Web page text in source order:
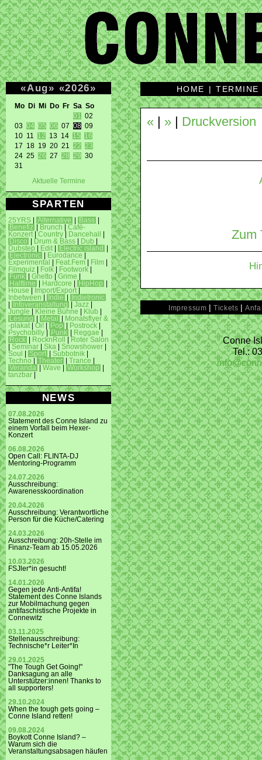
«Aug» «2026»
Mo Di Mi Do Fr Sa So
01
02
03 04 05 06 07 08 09
10 11 12 13 14 15
16
17 18 19 20 21 22
23
24 25 26 27 28 29 30
31
Aktuelle Termine
SPARTEN
25YRS Alternative Bass
Benefiz
Brunch
Café-
Konzert
Country Dancehall
Disco
Drum & Bass Dub
Dubstep
Edit Electric island
Electronic
Eurodance
Experimental
Feat.Fem Film
Filmquiz
Folk Footwork
Funk
Ghetto Grime
Halftime
Hardcore HipHop
House
Import/Export
Inbetween
Indie
Indietronic
Infoveranstaltung Jazz
Jungle
Kleine Bühne Klub
Lesung
Metal
Monatsflyer &
-plakat
Oi! Pop Postrock
Psychobilly
Punk Reggae
Rock
RocknRoll
Roter Salon
Seminar Ska Snowshower
Soul
Sport Subbotnik
Techno
Theater Trance
Veranda
Wave Workshop
tanzbar
NEWS
07.08.2026
Statement des Conne Island zu
einem Vorfall beim Hexer-
Konzert
06.08.2026
Open Call: FLINTA-DJ
Mentoring-Programm
24.07.2026
Ausschreibung:
Awarenesskoordination
20.04.2026
Ausschreibung: Verantwortliche
Person für die Küche/Catering
24.03.2026
Ausschreibung: 20h-Stelle im
Finanz-Team ab 15.05.2026
10.03.2026
FSJler*in gesucht!
14.01.2026
Gegen jede Anti-Antifa!
Statement des Conne Islands
zur Mobilmachung gegen
antifaschistische Projekte in
Connewitz
03.11.2025
Stellenausschreibung:
Technische*r Leiter*In
29.01.2025
"The Tough Get Going!"
Danksagung an alle
Unterstützer:innen! Thanks to
all supporters!
29.10.2024
When the tough gets going –
Conne Island retten!
09.08.2024
Boykott Conne Island? –
Warum sich die
Veranstaltungsabsagen häufen
HOME |TERMINE
« » Druckversion
Zum
Impressum |Tickets |
Conne
Tel.: